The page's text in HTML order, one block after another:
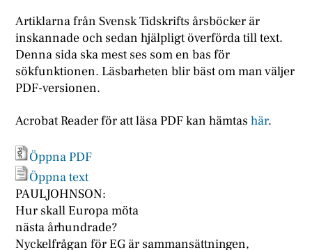
Artiklarna från Svensk Tidskrifts årsböcker är
inskannade och sedan hjälpligt överförda till text.
Denna sida ska mest ses som en bas för
sökfunktionen. Läsbarheten blir bäst om man väljer
PDF-versionen.
Acrobat Reader för att läsa PDF kan hämtashär.
Öppna PDF
Öppna text
PAULJOHNSON:
Hur skall Europa möta
nästa århundrade?
Nyckelfrågan för EG är sammansättningen,